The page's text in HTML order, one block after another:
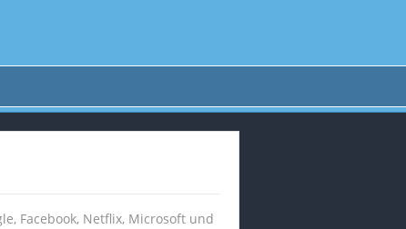
Facebook, Netflix, Microsoft und